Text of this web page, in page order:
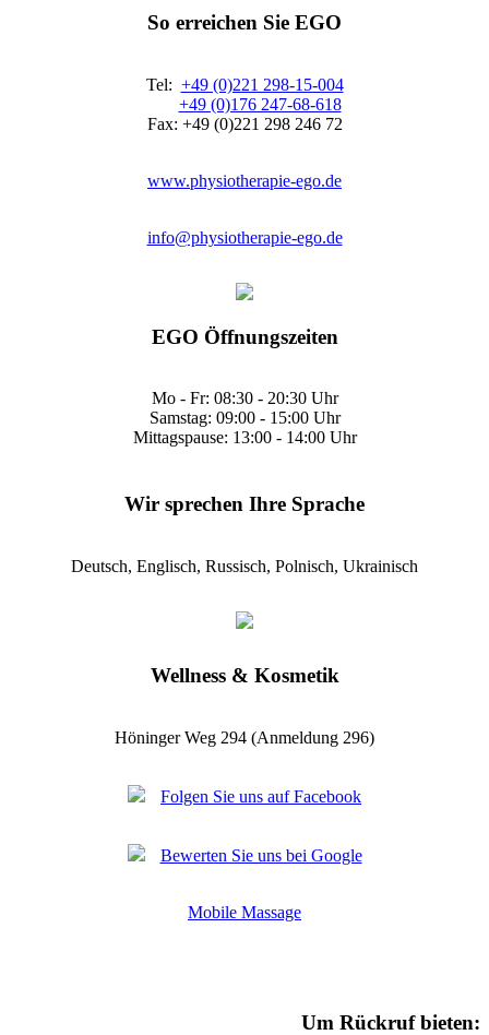
So erreichen Sie EGO
Tel: +49 (0)221 298-15-004
+49 (0)176 247-68-618
Fax: +49 (0)221 298 246 72
www.physiotherapie-ego.de
info@physiotherapie-ego.de
EGO Öffnungszeiten
Mo - Fr: 08:30 - 20:30 Uhr
Samstag: 09:00 - 15:00 Uhr
Mittagspause: 13:00 - 14:00 Uhr
Wir sprechen Ihre Sprache
Deutsch, Englisch, Russisch, Polnisch, Ukrainisch
Wellness & Kosmetik
Höninger Weg 294 (Anmeldung 296)
Folgen Sie uns auf Facebook
Bewerten Sie uns bei Google
Mobile Massage
Um Rückruf bieten: